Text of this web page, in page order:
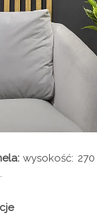
wysokość: 270